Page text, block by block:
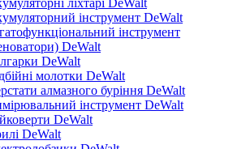
ліхтарі DeWalt
інструмент DeWalt
інструмент
DeWalt
DeWalt
молотки DeWalt
алмазного буріння DeWalt
інструмент DeWalt
DeWalt
DeWalt